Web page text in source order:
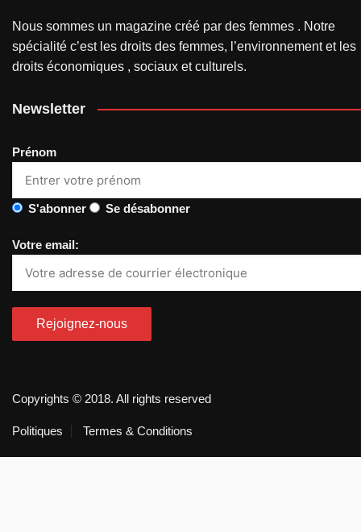
Nous sommes un magazine créé par des femmes . Notre
spécialité c’est les droits des femmes, l’environnement et les
droits économiques , sociaux et culturels.
Newsletter
Prénom
S'abonner Se désabonner
Votre email:
Copyrights © 2018. All rights reserved
Politiques Termes & Conditions